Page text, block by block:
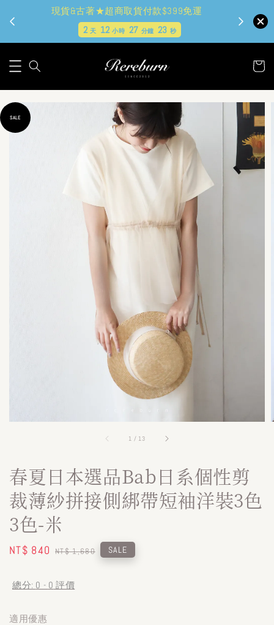
現貨&古著★超商取貨付款$399免運
2天 12小時 27 分鐘 21 秒
1 / 13
SALE
春夏日本選品Bab日系個性剪
裁薄紗拼接側綁帶短袖洋裝3色
3色-米
Sale
NT$ 840 Regular
NT$ 1,680 SALE
總分: 0 - 0 評價
適用優惠